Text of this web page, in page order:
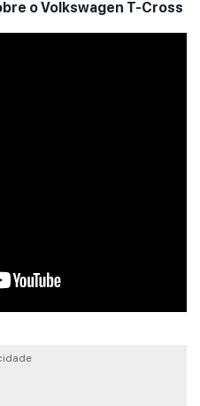
o Volkswagen T-Cross